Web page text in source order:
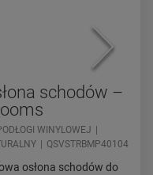
schodów –
WINYLOWEJ
QSVSTRBMP40104
osłona schodów do